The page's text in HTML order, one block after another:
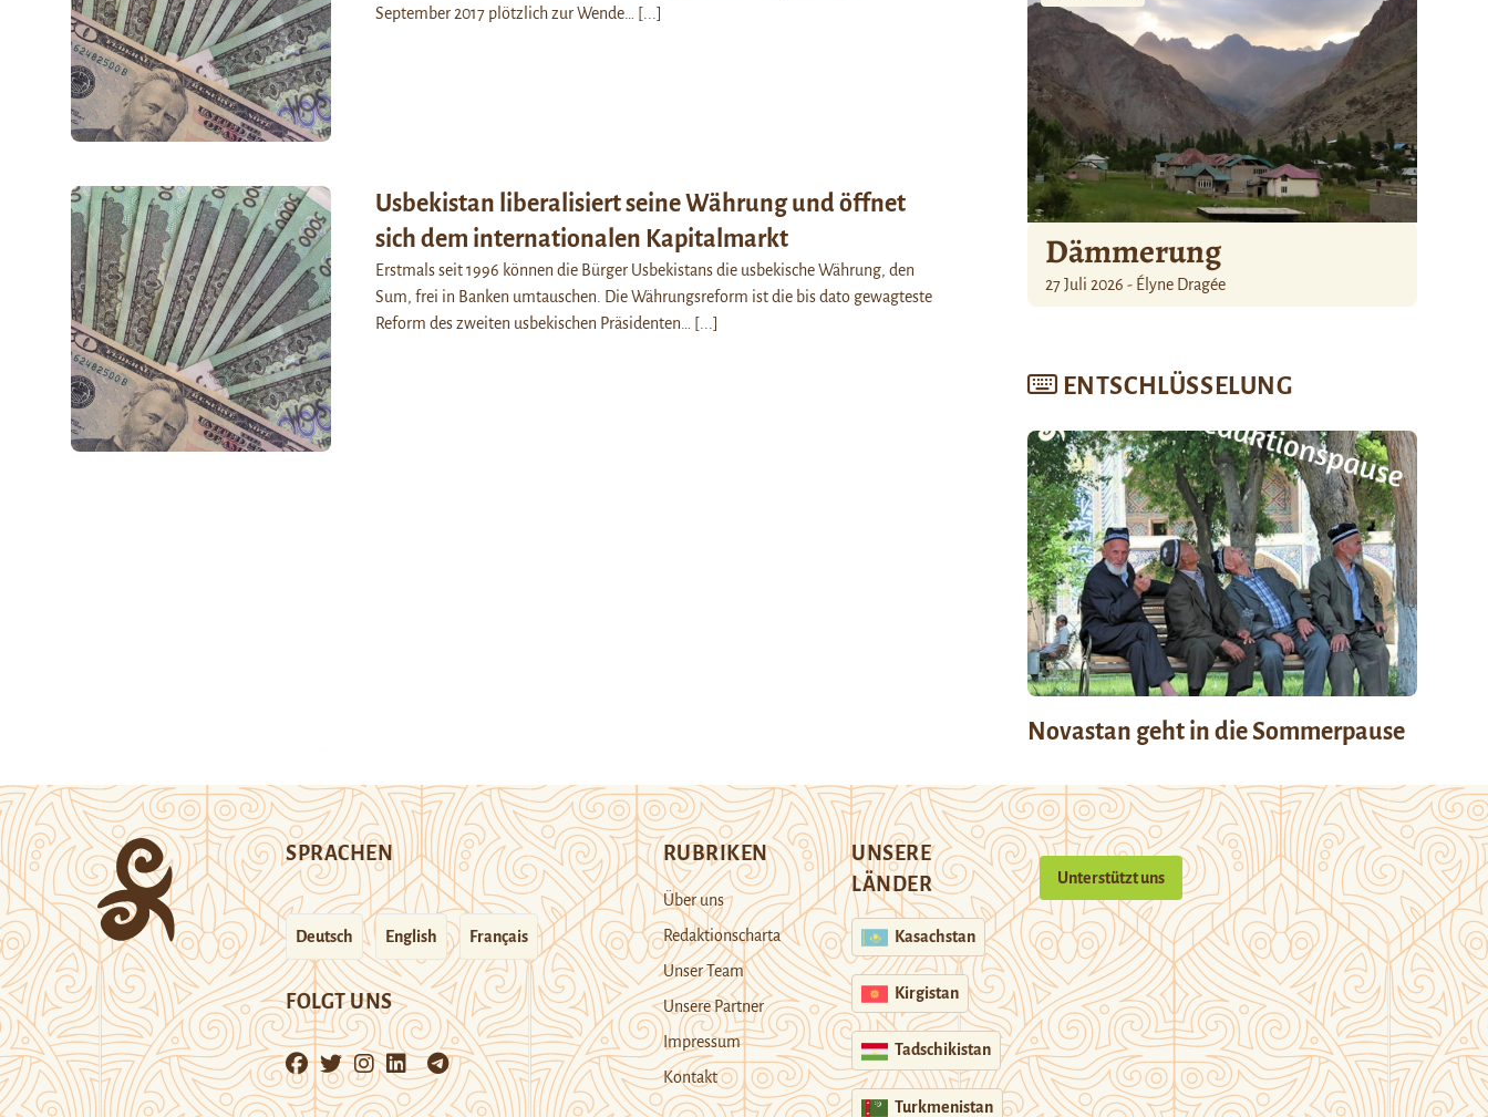
September 2017 plötzlich zur Wende…
[...]
Usbekistan liberalisiert seine Währung und öffnet
sich dem internationalen Kapitalmarkt
Erstmals seit 1996 können die Bürger Usbekistans die usbekische Währung, den
Sum, frei in Banken umtauschen. Die Währungsreform ist die bis dato gewagteste
Reform des zweiten usbekischen Präsidenten…
[...]
Dämmerung
27 Juli 2026 - Élyne Dragée
ENTSCHLÜSSELUNG
Novastan geht in die Sommerpause
SPRACHEN
Deutsch English Français
FOLGT UNS
RUBRIKEN
Über uns
Redaktionscharta
Unser Team
Unsere Partner
Impressum
Kontakt
UNSERE
LÄNDER
Kasachstan
Kirgistan
Tadschikistan
Turkmenistan
Unterstützt uns